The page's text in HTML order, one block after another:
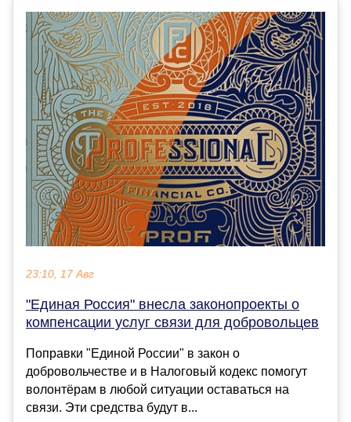
23:10, 17 Авг
"Единая Россия" внесла законопроекты о
компенсации услуг связи для добровольцев
Поправки "Единой России" в закон о
добровольчестве и в Налоговый кодекс помогут
волонтёрам в любой ситуации оставаться на
связи. Эти средства будут в...